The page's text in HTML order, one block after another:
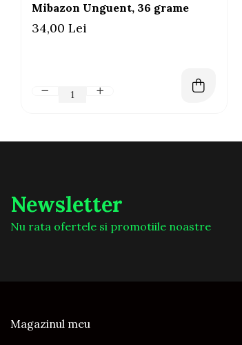
Mibazon Unguent, 36 grame
34,00 Lei
Newsletter
Nu rata ofertele si promotiile noastre
Magazinul meu